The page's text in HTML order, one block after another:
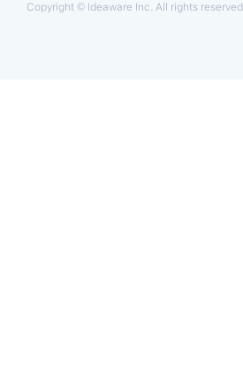
Copyright © Ideaware Inc. All rights reserved